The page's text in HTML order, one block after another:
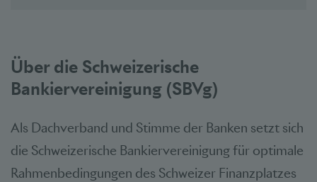
Über die Schweizerische
Bankiervereinigung (SBVg)
Als Dachverband und Stimme der Banken setzt sich
die Schweizerische Bankiervereinigung für optimale
Rahmenbedingungen des Schweizer Finanzplatzes